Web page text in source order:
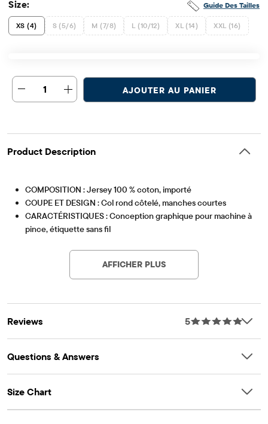
Guide Des Tailles
Size:
XS (4) S (5/6) M (7/8) L (10/12) XL (14) XXL (16)
1 AJOUTER AU PANIER
Product Description
COMPOSITION : Jersey 100 % coton, importé
COUPE ET DESIGN : Col rond côtelé, manches courtes
CARACTÉRISTIQUES : Conception graphique pour machine à
pince, étiquette sans fil
AFFICHER PLUS
Reviews 5
Questions & Answers
Size Chart